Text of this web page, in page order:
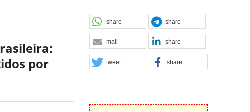
por
share share
mail share
tweet share